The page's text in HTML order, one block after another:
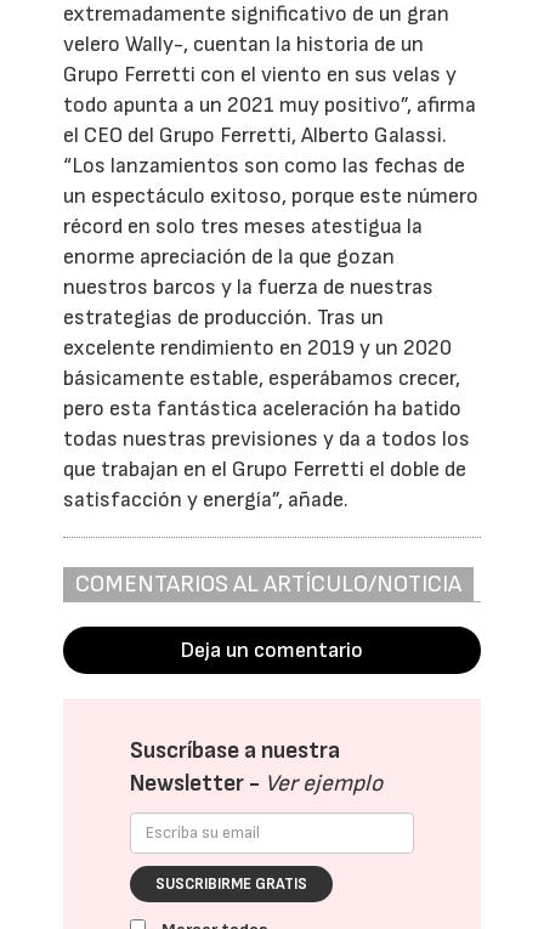
extremadamente significativo de un gran
velero Wally-, cuentan la historia de un
Grupo Ferretti con el viento en sus velas y
todo apunta a un 2021 muy positivo”, afirma
el CEO del Grupo Ferretti, Alberto Galassi.
“Los lanzamientos son como las fechas de
un espectáculo exitoso, porque este número
récord en solo tres meses atestigua la
enorme apreciación de la que gozan
nuestros barcos y la fuerza de nuestras
estrategias de producción. Tras un
excelente rendimiento en 2019 y un 2020
básicamente estable, esperábamos crecer,
pero esta fantástica aceleración ha batido
todas nuestras previsiones y da a todos los
que trabajan en el Grupo Ferretti el doble de
satisfacción y energía”, añade.
COMENTARIOS AL ARTÍCULO/NOTICIA
Deja un comentario
Suscríbase a nuestra
Newsletter - Ver ejemplo
SUSCRIBIRME GRATIS